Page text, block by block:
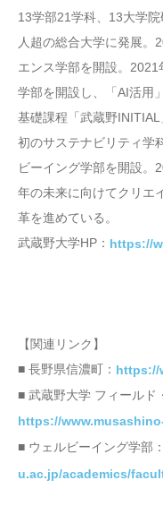
13学部21学科、13大学
人超の総合大学に発展。
エンス学部を開設。
学部を開設し、「AI活用
基礎課程「武蔵野
初のサステナビリティ学
ビーイング学部を開設。
年の未来に向けてクリエ
革を進めている。
武蔵野大学HP： https://
【関連リンク】
■ 長野県信濃町： https://
■ 武蔵野大学 フィールド
https://
■ ウェルビーイング学部：
u.ac.jp/academics/